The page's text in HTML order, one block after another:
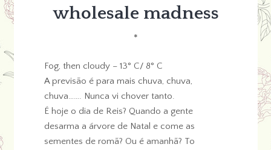
wholesale madness
*
Fog, then cloudy – 13° C/ 8° C
A previsão é para mais chuva, chuva,
chuva……. Nunca vi chover tanto.
É hoje o dia de Reis? Quando a gente
desarma a árvore de Natal e come as
sementes de romã? Ou é amanhã? To